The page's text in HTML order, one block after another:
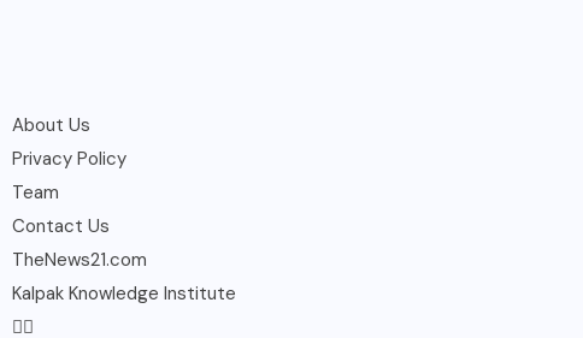
About Us
Privacy Policy
Team
Contact Us
TheNews21.com
Kalpak Knowledge Institute